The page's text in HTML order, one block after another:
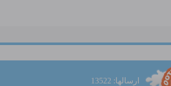
ارسالها: 13522